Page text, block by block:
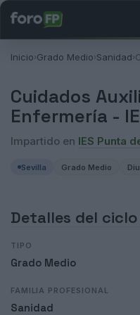
Inicio›Grado Medio›Sanidad›
Cuidados
Enfermería -
Impartido en IES Punta
Sevilla Grado Medio
Detalles del ciclo
TIPO
Grado Medio
FAMILIA PROFESIONAL
Sanidad